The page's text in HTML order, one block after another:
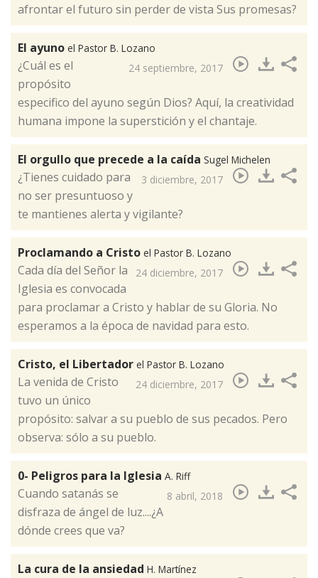
afrontar el futuro sin perder de vista Sus promesas? ​
El ayuno el Pastor B. Lozano
24 septiembre, 2017
¿Cuál es el
propósito
especifico del ayuno según Dios? Aquí, la creatividad
humana impone la superstición y el chantaje.​
El orgullo que precede a la caída Sugel Michelen
3 diciembre, 2017
¿Tienes cuidado para
no ser presuntuoso y
te mantienes alerta y vigilante?​
Proclamando a Cristo el Pastor B. Lozano
24 diciembre, 2017
Cada día del Señor la
Iglesia es convocada
para proclamar a Cristo y hablar de su Gloria. No
esperamos a la época de navidad para esto. ​
Cristo, el Libertador el Pastor B. Lozano
24 diciembre, 2017
​La venida de Cristo
tuvo un único
propósito: salvar a su pueblo de sus pecados. Pero
observa: sólo a su pueblo.
0- Peligros para la Iglesia A. Riff
8 abril, 2018
Cuando satanás se
disfraza de ángel de luz....¿A
dónde crees que va?​
La cura de la ansiedad H. Martínez